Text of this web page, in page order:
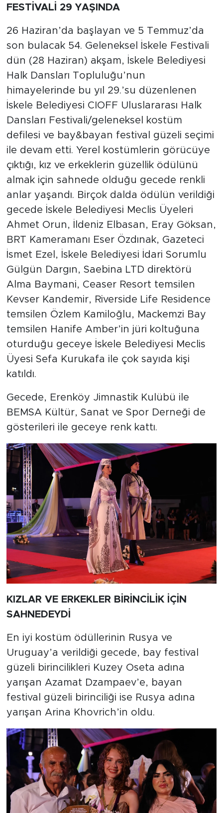
FESTİVALİ 29 YAŞINDA
26 Haziran’da başlayan ve 5 Temmuz’da
son bulacak 54. Geleneksel İskele Festivali
dün (28 Haziran) akşam, İskele Belediyesi
Halk Dansları Topluluğu’nun
himayelerinde bu yıl 29.’su düzenlenen
İskele Belediyesi CIOFF Uluslararası Halk
Dansları Festivali/geleneksel kostüm
defilesi ve bay&bayan festival güzeli seçimi
ile devam etti. Yerel kostümlerin görücüye
çıktığı, kız ve erkeklerin güzellik ödülünü
almak için sahnede olduğu gecede renkli
anlar yaşandı. Birçok dalda ödülün verildiği
gecede İskele Belediyesi Meclis Üyeleri
Ahmet Orun, İldeniz Elbasan, Eray Göksan,
BRT Kameramanı Eser Özdınak, Gazeteci
İsmet Ezel, İskele Belediyesi İdari Sorumlu
Gülgün Dargın, Saebina LTD direktörü
Alma Baymani, Ceaser Resort temsilen
Kevser Kandemir, Riverside Life Residence
temsilen Özlem Kamiloğlu, Mackemzi Bay
temsilen Hanife Amber’in jüri koltuğuna
oturduğu geceye İskele Belediyesi Meclis
Üyesi Sefa Kurukafa ile çok sayıda kişi
katıldı.
Gecede, Erenköy Jimnastik Kulübü ile
BEMSA Kültür, Sanat ve Spor Derneği de
gösterileri ile geceye renk kattı.
KIZLAR VE ERKEKLER BİRİNCİLİK İÇİN
SAHNEDEYDİ
En iyi kostüm ödüllerinin Rusya ve
Uruguay’a verildiği gecede, bay festival
güzeli birincilikleri Kuzey Oseta adına
yarışan Azamat Dzampaev’e, bayan
festival güzeli birinciliği ise Rusya adına
yarışan Arina Khovrich’in oldu.